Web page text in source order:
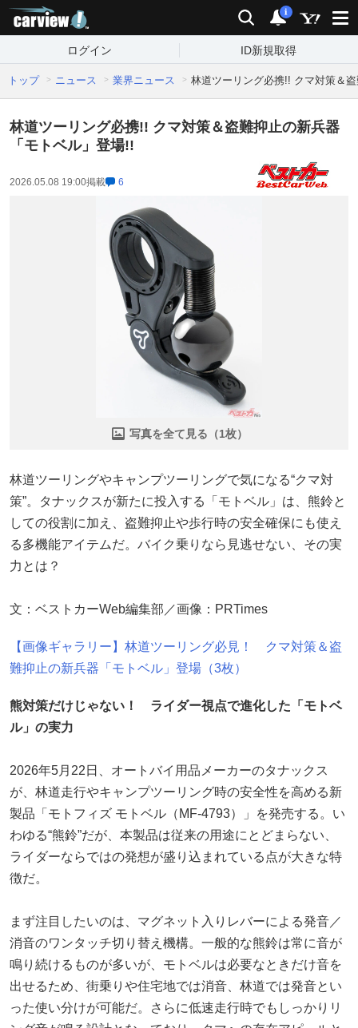
検索 通知
i
ログイン ID新規取得
トップ ニュース 業界ニュース 林道ツーリング必携!! クマ対策＆
林道ツーリング必携!! クマ対策＆盗難抑止の新兵器
「モトベル」登場!!
2026.05.08 19:00掲載 6
写真を全て見る（1枚）
林道ツーリングやキャンプツーリングで気になる“クマ対
策”。タナックスが新たに投入する「モトベル」は、熊鈴と
しての役割に加え、盗難抑止や歩行時の安全確保にも使え
る多機能アイテムだ。バイク乗りなら見逃せない、その実
力とは？
文：ベストカーWeb編集部／画像：PRTimes
【画像ギャラリー】林道ツーリング必見！ クマ対策＆盗
難抑止の新兵器「モトベル」登場（3枚）
熊対策だけじゃない！ ライダー視点で進化した「モトベ
ル」の実力
2026年5月22日、オートバイ用品メーカーのタナックス
が、林道走行やキャンプツーリング時の安全性を高める新
製品「モトフィズ モトベル（MF-4793）」を発売する。い
わゆる“熊鈴”だが、本製品は従来の用途にとどまらない、
ライダーならではの発想が盛り込まれている点が大きな特
徴だ。
まず注目したいのは、マグネット入りレバーによる発音／
消音のワンタッチ切り替え機構。一般的な熊鈴は常に音が
鳴り続けるものが多いが、モトベルは必要なときだけ音を
出せるため、街乗りや住宅地では消音、林道では発音とい
った使い分けが可能だ。さらに低速走行時でもしっかりリ